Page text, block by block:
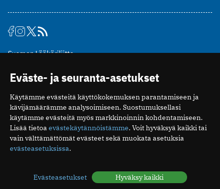
Suomen Lääkäriliitto
00510 Helsinki
puh. (09) 393 091
toimitus@potilaanlaakarilehti.fi
ISSN 2323-9476
Eväste- ja seuranta-asetukset
Käytämme evästeitä käyttökokemuksen parantamiseen ja
kävijämäärämme analysoimiseen. Suostumuksellasi
käytämme evästeitä myös markkinoinnin kohdentamiseen.
Lisää tietoa evästekäytännöistämme. Voit hyväksyä kaikki tai
vain välttämättömät evästeet sekä muokata asetuksia
evästeasetuksissa.
Evästeasetukset Hyväksy kaikki